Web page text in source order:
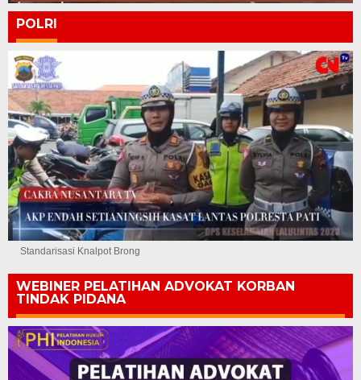
POLRI
Standarisasi Knalpot Brong
WEBINER PELATIHAN ADVOKAT KORBAN
TINDAK PIDANA